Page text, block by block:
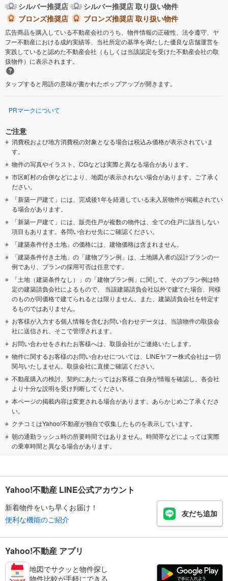
シルバー推奨店
シルバー推奨店 取り扱い物件
ブロンズ推奨店
ブロンズ推奨店 取り扱い物件
広告商品を購入している不動産会社のうち、物件情報の正確性、法令遵守、ヤ
フー不動産における成約実績等、当社所定の基準を満たした優良な店舗運営を
実践していると認めた不動産会社（もしくは当該認定を受けた不動産会社の取
扱物件）に表示されます。
タップすると用語の意味が書かれたポップアップが開きます。
PRマークについて
ご注意
消費税および地方消費税の対象となる場合は税込み価格が表示されていま
す。
物件の写真やイラスト、CGなどは実際と異なる場合があります。
市区町村の合併などにより、地図が表示されない場合があります。ご了承く
ださい。
「新築一戸建て」には、完成後1年を経過している未入居物件が掲載されてい
る場合があります。
「新築一戸建て」には、販売住戸が複数の物件は、全ての住戸に該当しない
項目もあります。各問い合わせ先にご確認ください。
「建築条件付き土地」の価格には、建物価格は含まれません。
「建築条件付き土地」の「建物プラン例」は、土地購入者の設計プランの一
例であり、プランの採用可否は任意です。
「土地（建築条件なし）」の「建物プラン例」に関して、そのプラン例は特
定の建築請負会社によるもので、 当該建築請負会社以外で建てた場合、同様
のものが同価格で建てられるとは限りません。また、建築請負会社を特定す
るものではありません。
お客様が入力する個人情報を含むお問い合わせデータは、当該物件の取扱会
社に送信され、そこで管理されます。
お問い合わせをされたお客様へは、取扱会社がご連絡いたします。
物件に関するお客様のお問い合わせについては、LINEヤフー株式会社は一切
関与いたしません。取扱会社に直接ご確認ください。
不動産購入の検討、契約にあたってはお客様ご自身が情報を確認し、各会社
より十分な説明を受け判断してください。
本ページの掲載内容は変更される場合があります。あらかじめご了承くださ
い。
クチコミはYahoo!不動産が独自で収集したものを表示しています。
朝の通勤ラッシュ時の所要時間ではありません。時間帯などによっては実際
の乗車時間と異なる場合があります。
Yahoo!不動産 LINE公式アカウント
新着物件をいち早くお届け！
便利な機能のご紹介
友だち追加
Yahoo!不動産 アプリ
地図でサクッと物件探し
物件比較が手軽にできる